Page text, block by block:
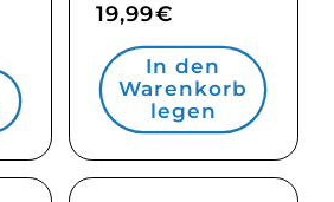
Normaler
Preis
19,99€
In den
Warenkorb
legen